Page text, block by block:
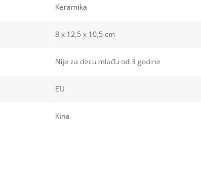
Keramika
8 x 12,5 x 10,5 cm
Nije za decu mlađu od 3 godine
EU
Kina